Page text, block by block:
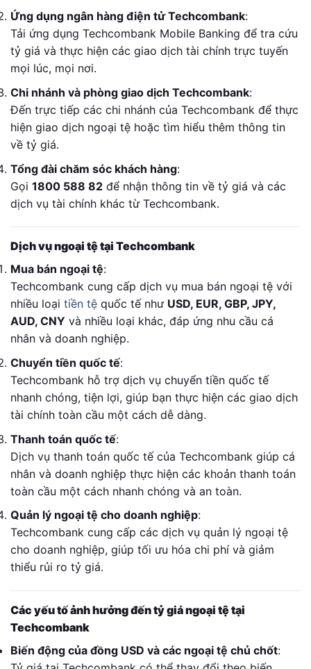
Ứng dụng ngân hàng điện tử Techcombank:
Tải ứng dụng Techcombank Mobile Banking để tra cứu
tỷ giá và thực hiện các giao dịch tài chính trực tuyến
mọi lúc, mọi nơi.
Chi nhánh và phòng giao dịch Techcombank:
Đến trực tiếp các chi nhánh của Techcombank để thực
hiện giao dịch ngoại tệ hoặc tìm hiểu thêm thông tin
về tỷ giá.
Tổng đài chăm sóc khách hàng:
Gọi 1800 588 82 để nhận thông tin về tỷ giá và các
dịch vụ tài chính khác từ Techcombank.
Dịch vụ ngoại tệ tại Techcombank
Mua bán ngoại tệ:
Techcombank cung cấp dịch vụ mua bán ngoại tệ với
nhiều loại tiền tệ quốc tế như USD, EUR, GBP, JPY,
AUD, CNY và nhiều loại khác, đáp ứng nhu cầu cá
nhân và doanh nghiệp.
Chuyển tiền quốc tế:
Techcombank hỗ trợ dịch vụ chuyển tiền quốc tế
nhanh chóng, tiện lợi, giúp bạn thực hiện các giao dịch
tài chính toàn cầu một cách dễ dàng.
Thanh toán quốc tế:
Dịch vụ thanh toán quốc tế của Techcombank giúp cá
nhân và doanh nghiệp thực hiện các khoản thanh toán
toàn cầu một cách nhanh chóng và an toàn.
Quản lý ngoại tệ cho doanh nghiệp:
Techcombank cung cấp các dịch vụ quản lý ngoại tệ
cho doanh nghiệp, giúp tối ưu hóa chi phí và giảm
thiểu rủi ro tỷ giá.
Các yếu tố ảnh hưởng đến tỷ giá ngoại tệ tại
Techcombank
Biến động của đồng USD và các ngoại tệ chủ chốt: